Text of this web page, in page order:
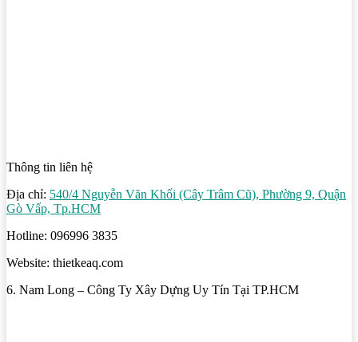
Thông tin liên hệ
Địa chỉ: 540/4 Nguyễn Văn Khối (Cây Trâm Cũ), Phường 9, Quận
Gò Vấp, Tp.HCM
Hotline: 096996 3835
Website: thietkeaq.com
6. Nam Long – Công Ty Xây Dựng Uy Tín Tại TP.HCM